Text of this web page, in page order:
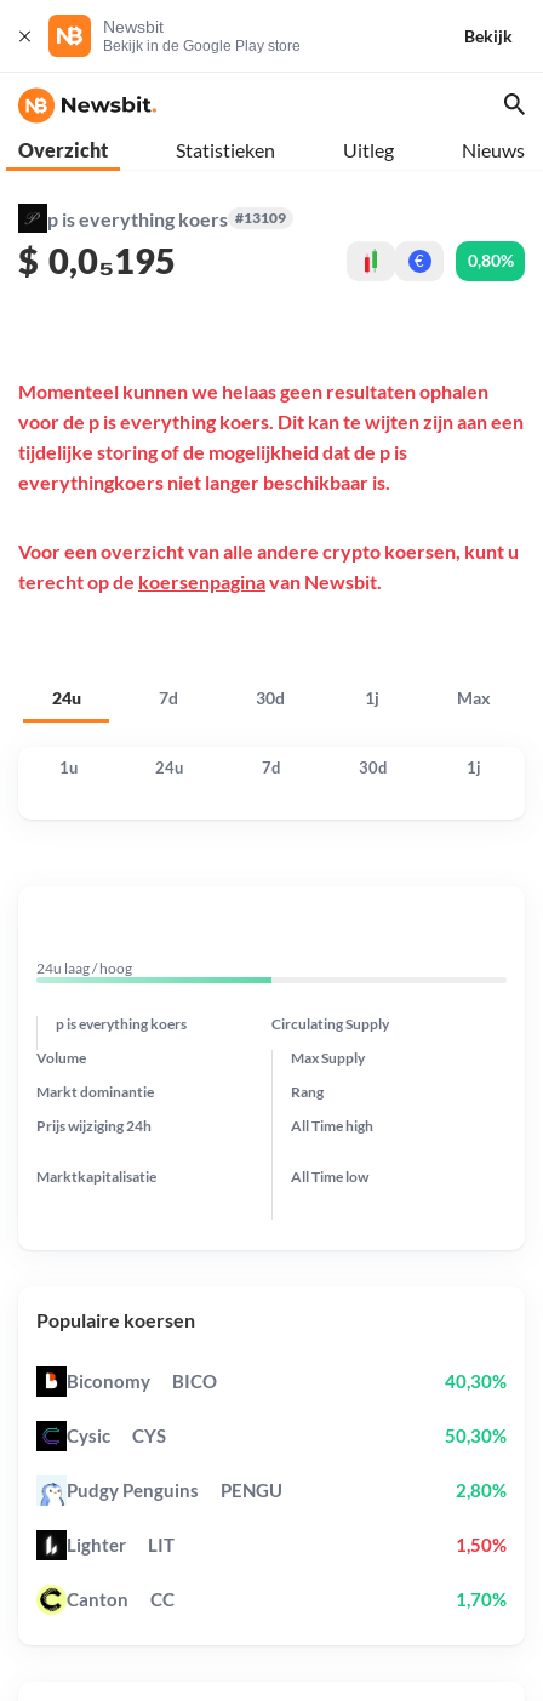
Newsbit
Bekijk in de Google Play store
Bekijk
Overzicht Statistieken Uitleg Nieuws
p is everything koers #13109
$ 0,0₅195 € 0,80%
24u 7d 30d 1j Max
Momenteel kunnen we helaas geen resultaten ophalen
voor de p is everything koers. Dit kan te wijten zijn aan een
tijdelijke storing of de mogelijkheid dat de p is
everythingkoers niet langer beschikbaar is.
Voor een overzicht van alle andere crypto koersen, kunt u
terecht op de koersenpaginavan Newsbit.
1u 24u 7d 30d 1j
24u laag / hoog
p is everything koers Circulating Supply
Prijs wijziging 24h
Max Supply
Markt dominantie
Marktkapitalisatie
Volume
Rang
All Timehigh
All Time low
Populaire koersen
Biconomy BICO 40,30%
Cysic CYS 50,30%
Pudgy Penguins PENGU 2,80%
Lighter LIT 1,50%
Canton CC 1,70%